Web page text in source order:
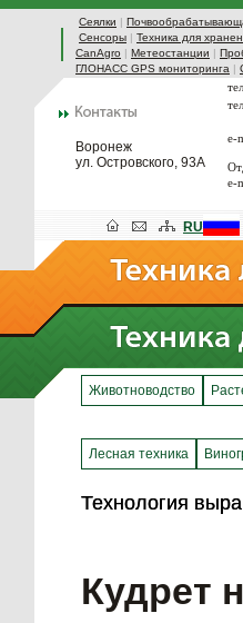
Сеялки |
Сенсоры | Техника для
CanAgro | Метеостанции |
ГЛОНАСС GPS мониторинга |
Воронеж
ул. Островского, 93А
e-
e-
RU
Животноводство
Лесная техника
Технология
Технология
Кудрет